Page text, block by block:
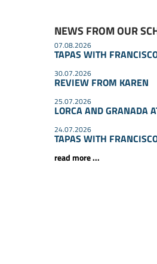
NEWS FROM OUR
07.08.2026
TAPAS WITH
30.07.2026
REVIEW FROM KAREN
25.07.2026
LORCA AND GRANADA
24.07.2026
TAPAS WITH
read more ...